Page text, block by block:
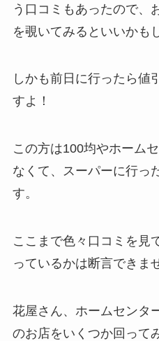
う口コミもあったので、
を覗いてみるといいかも
しかも前日に行ったら値
すよ！
この方は100均やホーム
なくて、スーパーに行っ
す。
ここまで色々口コミを見
っているかは断言できま
花屋さん、ホームセンタ
のお店をいくつか回って